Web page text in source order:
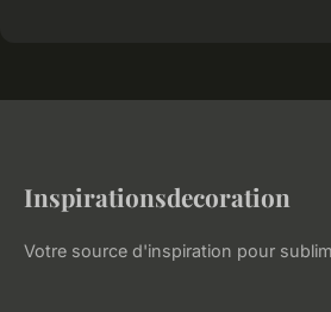
Inspirationsdecoration
Votre source d'inspiration pour